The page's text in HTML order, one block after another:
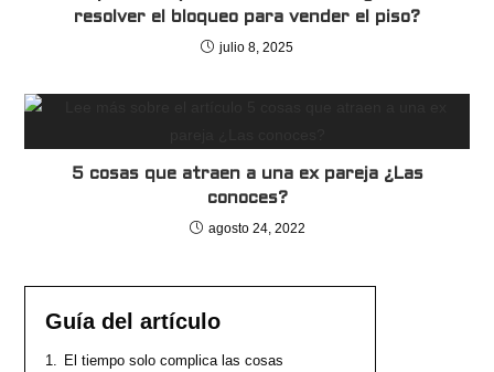
resolver el bloqueo para vender el piso?
julio 8, 2025
5 cosas que atraen a una ex pareja ¿Las
conoces?
agosto 24, 2022
Guía del artículo
1. El tiempo solo complica las cosas